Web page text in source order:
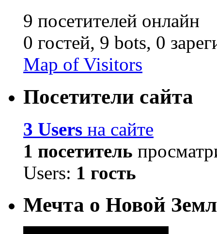
9 посетителей онлайн
0 гостей, 9 bots, 0
Map of Visitors
Посетители сайта
3 Users на сайте
1 посетитель
Users: 1 гость
Мечта о Новой